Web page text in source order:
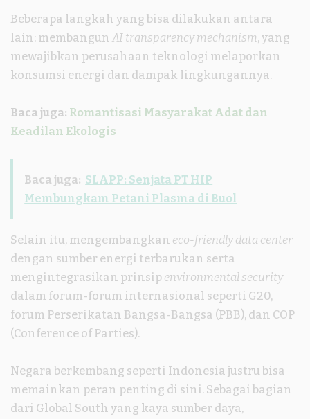
Beberapa langkah yang bisa dilakukan antara
lain: membangun AI transparency mechanism, yang
mewajibkan perusahaan teknologi melaporkan
konsumsi energi dan dampak lingkungannya.
Baca juga: Romantisasi Masyarakat Adat dan
Keadilan Ekologis
Baca juga: SLAPP: Senjata PT HIP
Membungkam Petani Plasma di Buol
Selain itu, mengembangkan eco-friendly data center
dengan sumber energi terbarukan serta
mengintegrasikan prinsip environmental security
dalam forum-forum internasional seperti G20,
forum Perserikatan Bangsa-Bangsa (PBB), dan COP
(Conference of Parties).
Negara berkembang seperti Indonesia justru bisa
memainkan peran penting di sini. Sebagai bagian
dari Global South yang kaya sumber daya,